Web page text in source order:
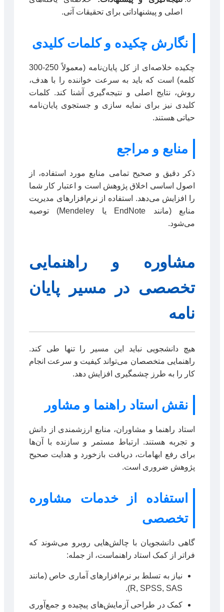
اصلی و پیشنهاداتی برای تحقیقات آتی.
نگارش چکیده و کلمات کلیدی
چکیده خلاصه‌ای از کل پایان‌نامه (معمولاً 250-300
کلمه) است که باید به سرعت خواننده را با هدف،
روش، نتایج اصلی و نتیجه‌گیری آشنا کند. کلمات
کلیدی نیز برای نمایه سازی و جستجوی پایان‌نامه
حیاتی هستند.
منابع و مراجع
ذکر دقیق و صحیح تمامی منابع مورد استفاده، از
اصول اساسی اخلاق پژوهش است و اعتبار کار شما
را افزایش می‌دهد. استفاده از نرم‌افزارهای مدیریت
منابع (مانند EndNote یا Mendeley) توصیه
می‌شود.
مشاوره و راهنمایی
تخصصی در مسیر پایان
نامه
هیچ دانشجویی نباید این مسیر را تنها طی کند.
راهنمایی متخصصان می‌تواند کیفیت و سرعت انجام
کار را به طرز چشمگیری افزایش دهد.
نقش استاد راهنما و مشاور
استاد راهنما و مشاوران، منابع ارزشمندی از دانش
و تجربه هستند. ارتباط مستمر و سازنده با آن‌ها
برای رفع ابهامات، دریافت بازخورد و هدایت صحیح
پژوهش ضروری است.
استفاده از خدمات مشاوره
تخصصی
گاهی دانشجویان با چالش‌هایی روبرو می‌شوند که
فراتر از کمک استاد راهنماست، از جمله:
نیاز به تسلط بر نرم‌افزارهای آماری خاص (مانند
R, SPSS, SAS).
کمک در طراحی آزمایش‌های پیچیده و جمع‌آوری